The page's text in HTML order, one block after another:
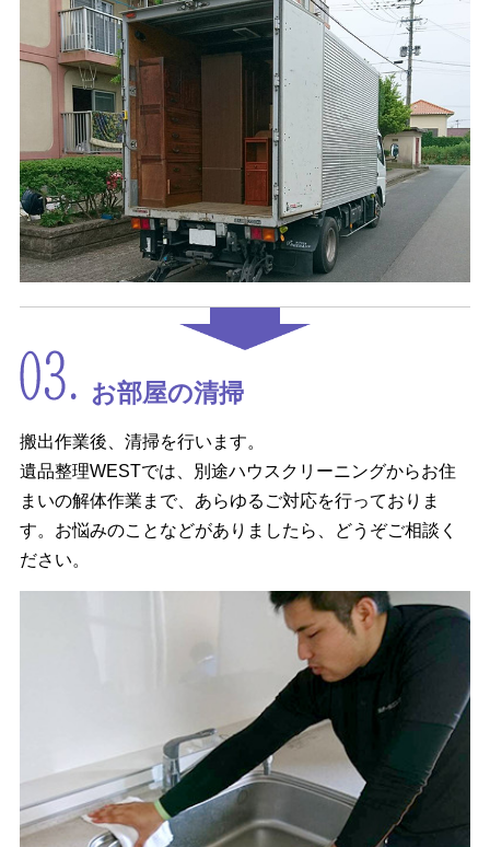
お部屋の清掃
搬出作業後、清掃を行います。
遺品整理WESTでは、別途ハウスクリーニングからお住
まいの解体作業まで、あらゆるご対応を行っておりま
す。お悩みのことなどがありましたら、どうぞご相談く
ださい。